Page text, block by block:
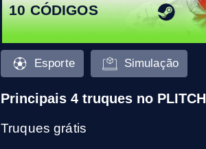
10 CÓDIGOS
Esporte Simulação
Principais 4 truques no PLITCH
Truques grátis